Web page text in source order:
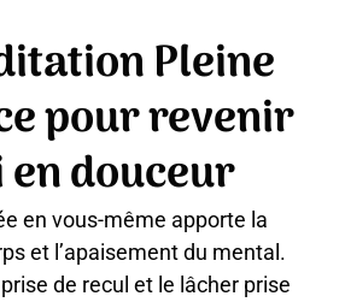
Pleine
pour revenir
en douceur
en vous-même apporte la
et l’apaisement du mental.
de recul et le lâcher prise